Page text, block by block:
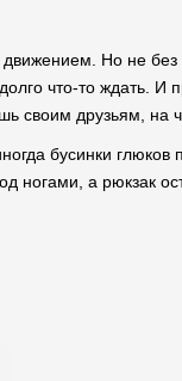
Но не
что-то ждать.
своим друзьям, на
бусинки
ногами, а рюкзак